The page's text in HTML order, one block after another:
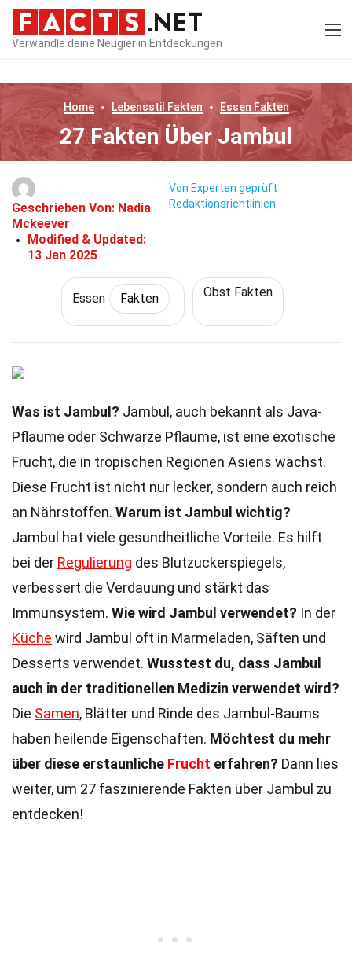
Verwandle deine Neugier in Entdeckungen
Home Lebensstil Fakten Essen Fakten
27 Fakten Über Jambul
Geschrieben Von: Nadia
Mckeever
Modified & Updated:
13 Jan 2025
Von Experten geprüft
Redaktionsrichtlinien
Essen Fakten Obst Fakten
Was ist Jambul? Jambul, auch bekannt als Java-
Pflaume oder Schwarze Pflaume, ist eine exotische
Frucht, die in tropischen Regionen Asiens wächst.
Diese Frucht ist nicht nur lecker, sondern auch reich
an Nährstoffen. Warum ist Jambul wichtig?
Jambul hat viele gesundheitliche Vorteile. Es hilft
bei der Regulierung des Blutzuckerspiegels,
verbessert die Verdauung und stärkt das
Immunsystem. Wie wird Jambul verwendet? In der
Küche wird Jambul oft in Marmeladen, Säften und
Desserts verwendet. Wusstest du, dass Jambul
auch in der traditionellen Medizin verwendet wird?
Die Samen, Blätter und Rinde des Jambul-Baums
haben heilende Eigenschaften. Möchtest du mehr
über diese erstaunliche Frucht erfahren? Dann lies
weiter, um 27 faszinierende Fakten über Jambul zu
entdecken!